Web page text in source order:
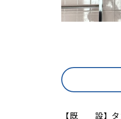
【既 設】タ